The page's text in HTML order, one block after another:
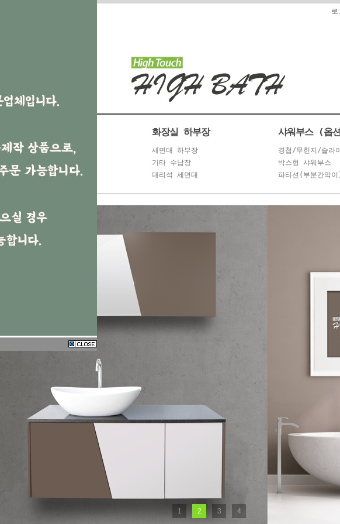
로
수납장
거울
화장실 하부장
세면대 하부장
기타 수납장
대리석 세면대
경첩/무힌지/슬라
박스형 샤워부스
파티션(부분칸막
1 2 3 4